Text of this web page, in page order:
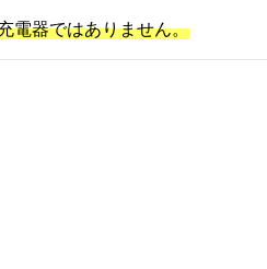
電器ではありません。